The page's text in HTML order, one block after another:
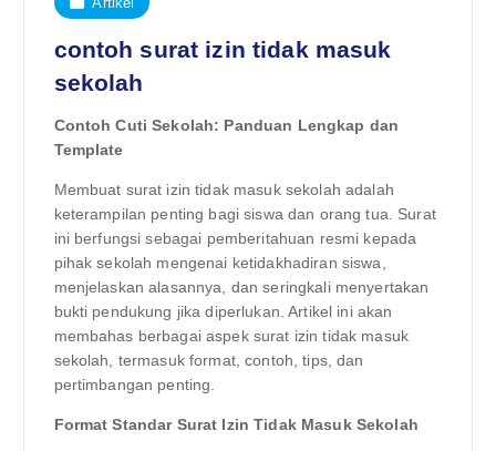
contoh surat izin tidak masuk
sekolah
Contoh Cuti Sekolah: Panduan Lengkap dan
Template
Membuat surat izin tidak masuk sekolah adalah
keterampilan penting bagi siswa dan orang tua. Surat
ini berfungsi sebagai pemberitahuan resmi kepada
pihak sekolah mengenai ketidakhadiran siswa,
menjelaskan alasannya, dan seringkali menyertakan
bukti pendukung jika diperlukan. Artikel ini akan
membahas berbagai aspek surat izin tidak masuk
sekolah, termasuk format, contoh, tips, dan
pertimbangan penting.
Format Standar Surat Izin Tidak Masuk Sekolah